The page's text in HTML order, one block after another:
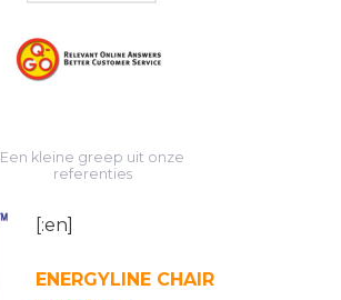
Een kleine greep uit onze
referenties
[:en]
ENERGYLINE CHAIR